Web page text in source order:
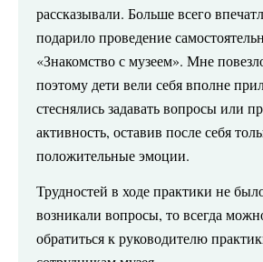
рассказывали. Больше всего
подарило проведение
«Знакомство с музеем». Мне
поэтому дети вели себя вполне
стеснялись задавать вопросы или
активность, оставив после себя
положительные эмоции.
Трудностей в ходе практики не
возникали вопросы, то всегда
обратиться к руководителю